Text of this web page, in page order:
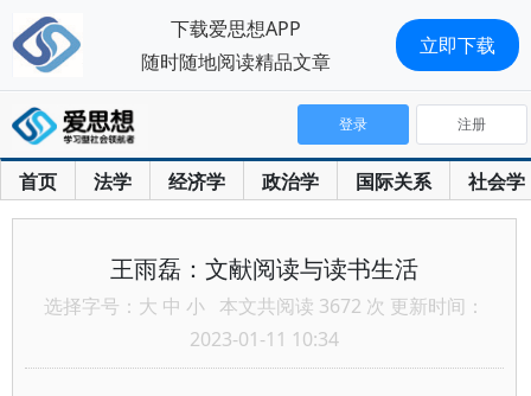
首页 法学 经济学 政治学 国际关系 社会学
登录 注册
王雨磊：文献阅读与读书生活
选择字号： 大 中 小 本文共阅读 3672 次 更新时间：
2023-01-11 10:34
下载爱思想APP
随时随地阅读精品文章
立即下载